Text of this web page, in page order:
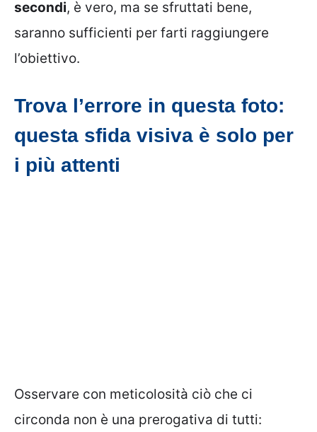
secondi, è vero, ma se sfruttati bene,
saranno sufficienti per farti raggiungere
l’obiettivo.
Trova l’errore in questa foto:
questa sfida visiva è solo per
i più attenti
Osservare con meticolosità ciò che ci
circonda non è una prerogativa di tutti: